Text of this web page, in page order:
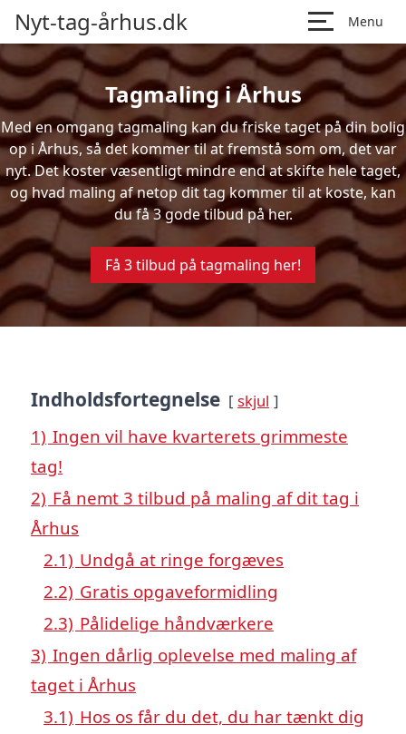
Nyt-tag-århus.dk Menu
Tagmaling i Århus
Med en omgang tagmaling kan du friske taget på din bolig
op i Århus, så det kommer til at fremstå som om, det var
nyt. Det koster væsentligt mindre end at skifte hele taget,
og hvad maling af netop dit tag kommer til at koste, kan
du få 3 gode tilbud på her.
Få 3 tilbud på tagmaling her!
Indholdsfortegnelse skjul
1) Ingen vil have kvarterets grimmeste
tag!
2) Få nemt 3 tilbud på maling af dit tag i
Århus
2.1) Undgå at ringe forgæves
2.2) Gratis opgaveformidling
2.3) Pålidelige håndværkere
3) Ingen dårlig oplevelse med maling af
taget i Århus
3.1) Hos os får du det, du har tænkt dig